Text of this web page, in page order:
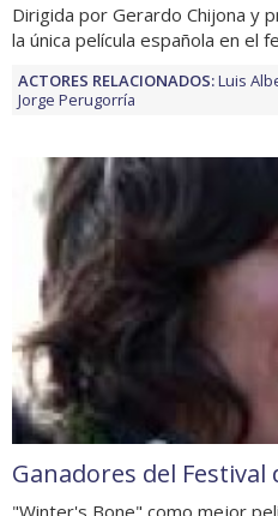
Dirigida por Gerardo Chijona y
la única película española en el
ACTORES RELACIONADOS:Luis
Jorge Perugorría
Ganadores del Festival